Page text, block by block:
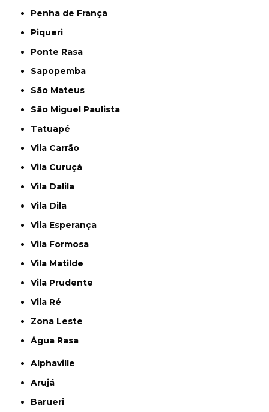
Penha de França
Piqueri
Ponte Rasa
Sapopemba
São Mateus
São Miguel Paulista
Tatuapé
Vila Carrão
Vila Curuçá
Vila Dalila
Vila Dila
Vila Esperança
Vila Formosa
Vila Matilde
Vila Prudente
Vila Ré
Zona Leste
Água Rasa
Alphaville
Arujá
Barueri